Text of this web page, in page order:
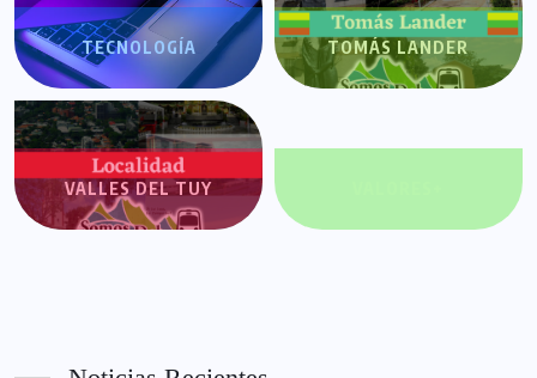
TECNOLOGÍA TOMÁS LANDER
VALLES DEL TUY